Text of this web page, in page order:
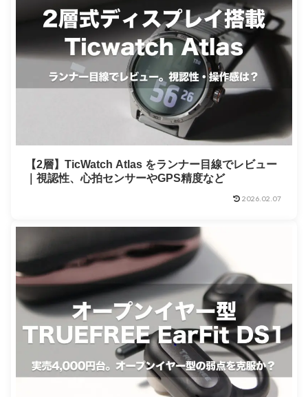
【2層】TicWatch Atlas をランナー目線でレビュー
｜視認性、心拍センサーやGPS精度など
2026.02.07